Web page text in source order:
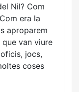
Nil? Com
era la
aproparem
que van viure
jocs,
coses